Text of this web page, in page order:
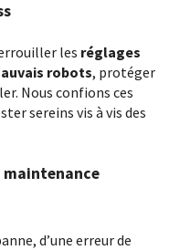
les réglages
robots, protéger
Nous confions ces
sereins vis à vis des
maintenance
d’une erreur de